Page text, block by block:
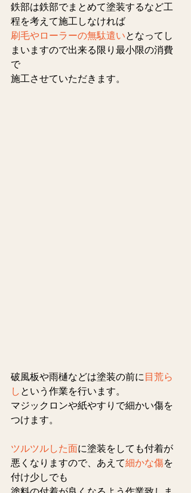
鉄部は鉄部でまとめて塗装するなど工
程を考えて施工しなければ
刷毛やローラーの無駄遣いとなってし
まいますので出来る限り最小限の消費
で
施工させていただきます。
破風板や雨樋などは塗装の前に 目荒ら
し という作業を行います。
マジックロンや紙やすりで細かい傷を
つけます。
ツルツルした面に塗装をしても付着が
悪くなりますので、あえて細かな傷を
付け少しでも